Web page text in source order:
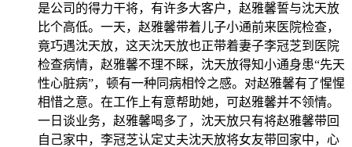
是公司的得力干将，有许多大客户，赵雅馨誓与沈天放
比个高低。一天，赵雅馨带着儿子小通前来医院检查，
竟巧遇沈天放，这天沈天放也正带着妻子李冠芝到医院
检查病情，赵雅馨不理不睬，沈天放得知小通身患“先天
性心脏病”，顿有一种同病相怜之感。对赵雅馨有了惺惺
相惜之意。在工作上有意帮助她，可赵雅馨并不领情。
一日谈业务，赵雅馨喝多了，沈天放只有将赵雅馨带回
自己家中，李冠芝认定丈夫沈天放将女友带回家中，心